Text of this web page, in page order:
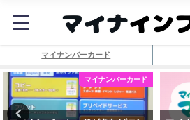
マイナンバーカード
マイナンバーカード